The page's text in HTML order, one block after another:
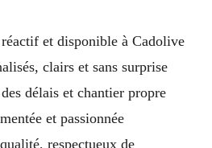
et disponible à Cadolive
clairs et sans surprise
délais et chantier propre
et passionnée
respectueux de